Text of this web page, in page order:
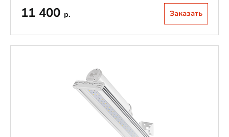
11 400 р. Заказать